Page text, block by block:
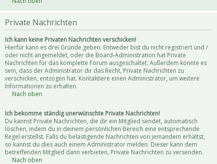
Private Nachrichten
Ich kann keine Privaten Nachrichten verschicken!
Hierfür kann es drei Gründe geben: Entweder bist du nicht registriert und /
oder nicht angemeldet, oder die Board-Administration hat Private
Nachrichten für das komplette Forum ausgeschaltet. Außerdem könnte es
sein, dass der Administrator dir das Recht, Private Nachrichten zu
verschicken, entzogen hat. Kontaktiere einen Administrator, um weitere
Informationen zu erhalten.
Nach oben
Ich bekomme ständig unerwünschte Private Nachrichten!
Du kannst Private Nachrichten, die dir ein Mitglied sendet, automatisch
löschen, indem du in deinem persönlichen Bereich eine entsprechende
Regel erstellst. Falls du belästigende Nachrichten von jemandem erhältst,
so kannst du dies auch einem Administrator melden. Dieser kann dem
betreffenden Mitglied dann verbieten, Private Nachrichten zu versenden.
Nach oben